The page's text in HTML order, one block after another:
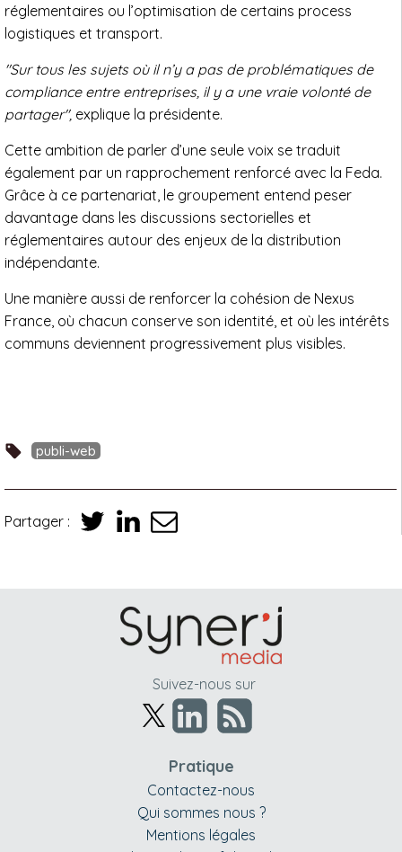
réglementaires ou l’optimisation de certains process
logistiques et transport.
"Sur tous les sujets où il n’y a pas de problématiques de
compliance entre entreprises, il y a une vraie volonté de
partager", explique la présidente.
Cette ambition de parler d’une seule voix se traduit
également par un rapprochement renforcé avec la Feda.
Grâce à ce partenariat, le groupement entend peser
davantage dans les discussions sectorielles et
réglementaires autour des enjeux de la distribution
indépendante.
Une manière aussi de renforcer la cohésion de Nexus
France, où chacun conserve son identité, et où les intérêts
communs deviennent progressivement plus visibles.
publi-web
Partager :
Suivez-nous sur
Pratique
Contactez-nous
Qui sommes nous ?
Mentions légales